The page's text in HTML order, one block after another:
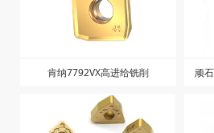
肯纳7792VX高进给铣削 顽